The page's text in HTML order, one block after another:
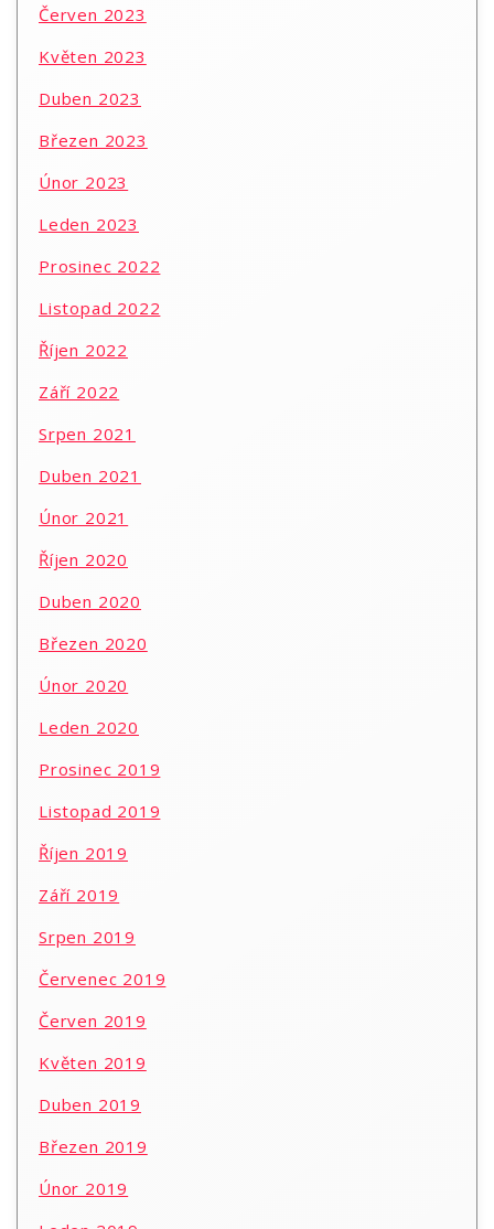
Červen 2023
Květen 2023
Duben 2023
Březen 2023
Únor 2023
Leden 2023
Prosinec 2022
Listopad 2022
Říjen 2022
Září 2022
Srpen 2021
Duben 2021
Únor 2021
Říjen 2020
Duben 2020
Březen 2020
Únor 2020
Leden 2020
Prosinec 2019
Listopad 2019
Říjen 2019
Září 2019
Srpen 2019
Červenec 2019
Červen 2019
Květen 2019
Duben 2019
Březen 2019
Únor 2019